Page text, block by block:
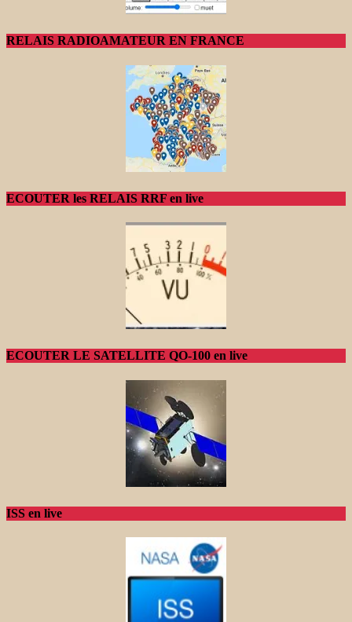
RELAIS RADIOAMATEUR EN FRANCE
ECOUTER les RELAIS RRF en live
ECOUTER LE SATELLITE QO-100 en live
ISS en live